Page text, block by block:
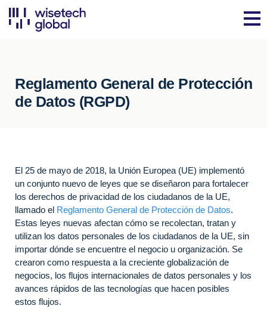
Reglamento General de Protección
de Datos (RGPD)
El 25 de mayo de 2018, la Unión Europea (UE) implementó
un conjunto nuevo de leyes que se diseñaron para fortalecer
los derechos de privacidad de los ciudadanos de la UE,
llamado el Reglamento General de Protección de Datos.
Estas leyes nuevas afectan cómo se recolectan, tratan y
utilizan los datos personales de los ciudadanos de la UE, sin
importar dónde se encuentre el negocio u organización. Se
crearon como respuesta a la creciente globalización de
negocios, los flujos internacionales de datos personales y los
avances rápidos de las tecnologías que hacen posibles
estos flujos.